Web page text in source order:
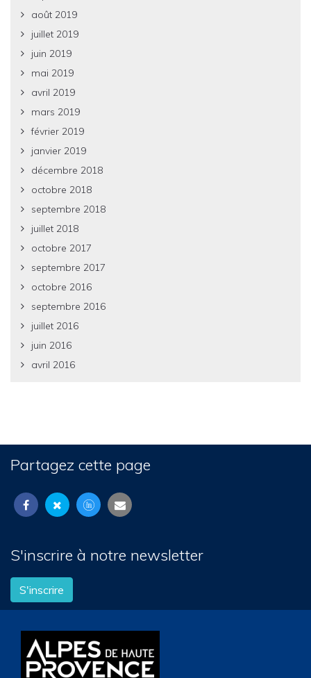
août 2019
juillet 2019
juin 2019
mai 2019
avril 2019
mars 2019
février 2019
janvier 2019
décembre 2018
octobre 2018
septembre 2018
juillet 2018
octobre 2017
septembre 2017
octobre 2016
septembre 2016
juillet 2016
juin 2016
avril 2016
Partagez cette page
S'inscrire à notre newsletter
S'inscrire